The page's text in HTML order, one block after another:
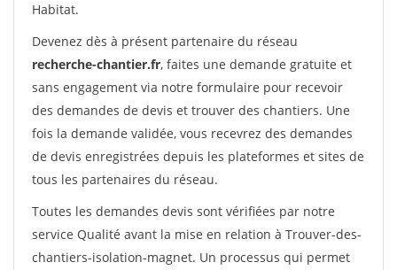
Habitat.
Devenez dès à présent partenaire du réseau
recherche-chantier.fr, faites une demande gratuite et
sans engagement via notre formulaire pour recevoir
des demandes de devis et trouver des chantiers. Une
fois la demande validée, vous recevrez des demandes
de devis enregistrées depuis les plateformes et sites de
tous les partenaires du réseau.
Toutes les demandes devis sont vérifiées par notre
service Qualité avant la mise en relation à Trouver-des-
chantiers-isolation-magnet. Un processus qui permet